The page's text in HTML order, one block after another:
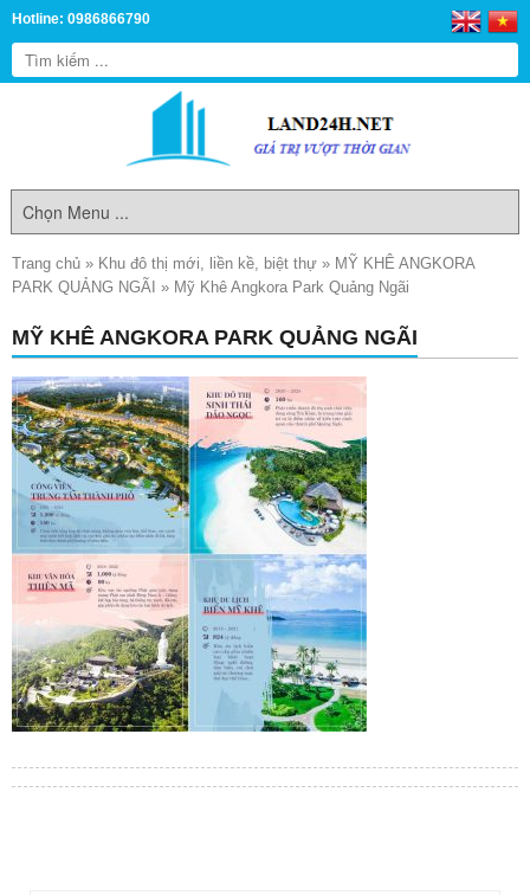
Hotline: 0986866790
Trang chủ » Khu đô thị mới, liền kề, biệt thự » MỸ KHÊ ANGKORA
PARK QUẢNG NGÃI » Mỹ Khê Angkora Park Quảng Ngãi
MỸ KHÊ ANGKORA PARK QUẢNG NGÃI